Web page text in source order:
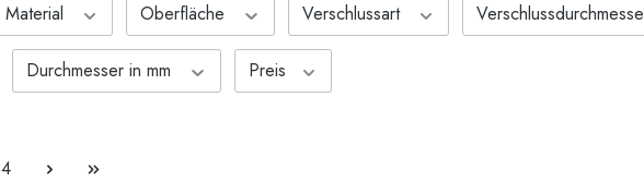
Material Oberfläche Verschlussart
Durchmesser in mm Preis
Seite
4